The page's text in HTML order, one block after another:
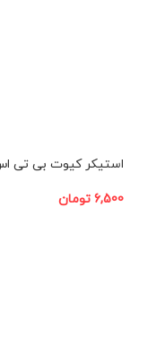
استیکر کیوت بی تی
6,500 تومان